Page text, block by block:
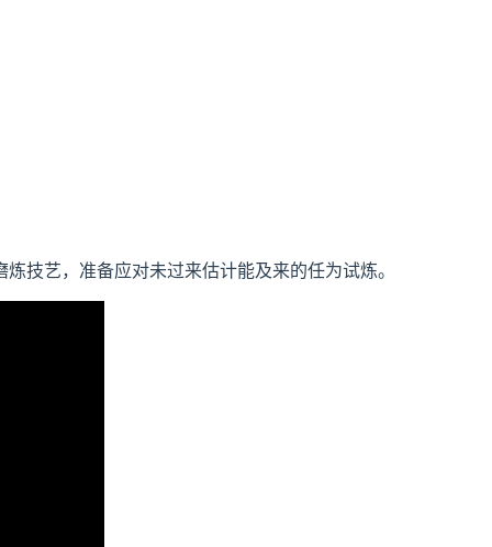
技艺，准备应对未过来估计能及来的任为试炼。